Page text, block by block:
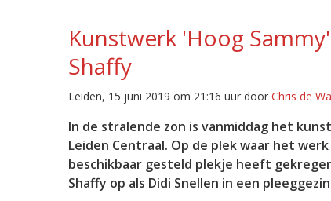
Kunstwerk 'Hoog
Shaffy
Leiden, 15 juni 2019 om 21:16 uur door Chris de
In de stralende zon is vanmiddag het
Leiden Centraal. Op de plek waar het
beschikbaar gesteld plekje heeft
Shaffy op als Didi Snellen in een